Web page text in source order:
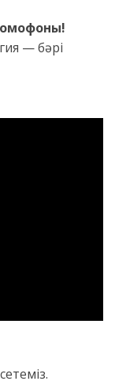
— бәрі